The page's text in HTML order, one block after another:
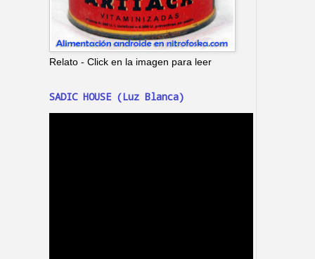
Relato - Click en la imagen para leer
SADIC HOUSE (Luz Blanca)